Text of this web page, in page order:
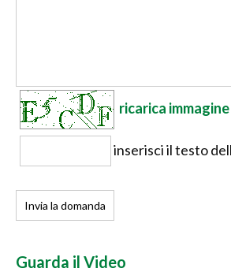
ricarica immagine
inserisci il testo
Guarda il Video